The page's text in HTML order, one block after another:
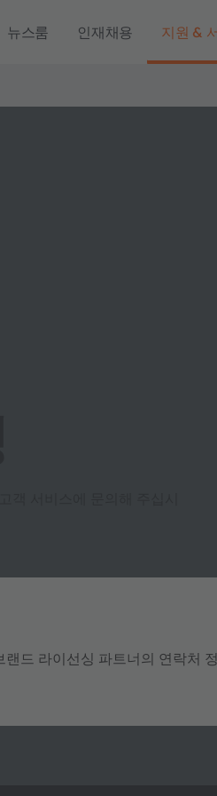
뉴스룸 인재채용 지원 &
랜드 라이선싱 파트너의 연락처